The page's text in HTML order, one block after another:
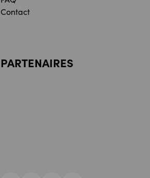
Contact
PARTENAIRES